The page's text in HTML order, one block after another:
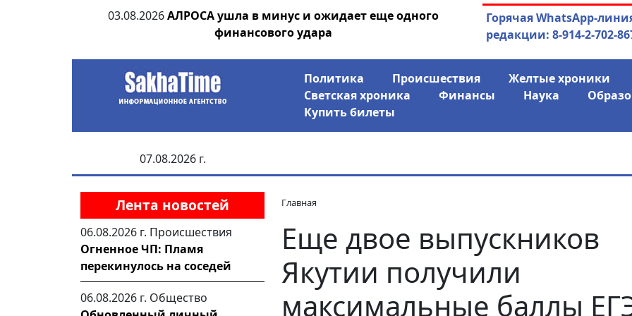
03.08.2026 АЛРОСА ушла в минус и ожидает еще одного
финансового удара
04.08.2026Маринычев у
Горячая WhatsApp-
редакции: 8-914-2-702-
Политика Происшествия Желтые хроники
Светская хроника
Финансы Наука
Купить билеты
07.08.2026 г.
Лента новостей
06.08.2026 г. Происшествия
Огненное ЧП: Пламя
перекинулось на соседей
06.08.2026 г. Общество
Главная
Еще двое выпускников
Якутии получили
максимальные баллы